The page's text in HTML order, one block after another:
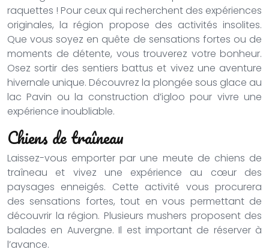
raquettes ! Pour ceux qui recherchent des expériences
originales, la région propose des activités insolites.
Que vous soyez en quête de sensations fortes ou de
moments de détente, vous trouverez votre bonheur.
Osez sortir des sentiers battus et vivez une aventure
hivernale unique. Découvrez la plongée sous glace au
lac Pavin ou la construction d’igloo pour vivre une
expérience inoubliable.
Chiens de traîneau
Laissez-vous emporter par une meute de chiens de
traîneau et vivez une expérience au cœur des
paysages enneigés. Cette activité vous procurera
des sensations fortes, tout en vous permettant de
découvrir la région. Plusieurs mushers proposent des
balades en Auvergne. Il est important de réserver à
l’avance.